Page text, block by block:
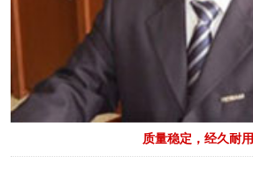
质量稳定，经久耐用